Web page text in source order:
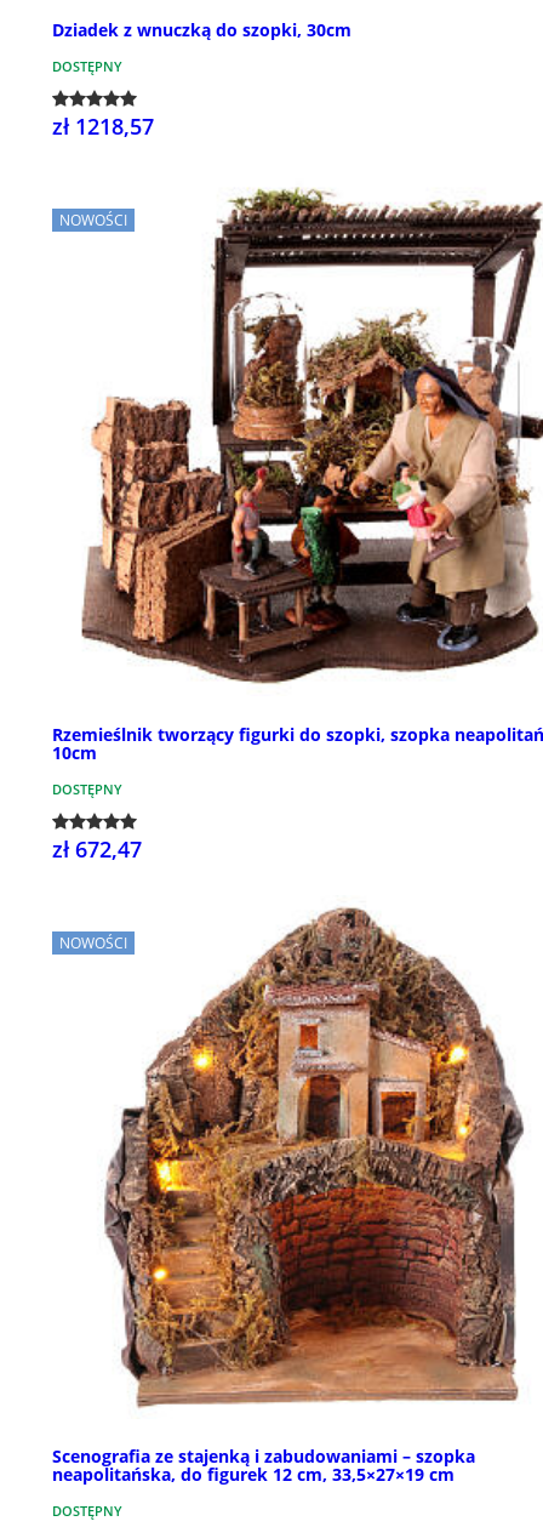
Dziadek z wnuczką do szopki, 30cm
DOSTĘPNY
zł 1218,57
NOWOŚCI
Rzemieślnik tworzący figurki do szopki, szopka
10cm
DOSTĘPNY
zł 672,47
NOWOŚCI
Scenografia ze stajenką i zabudowaniami – szopka
neapolitańska, do figurek 12 cm, 33,5×27×19 cm
DOSTĘPNY